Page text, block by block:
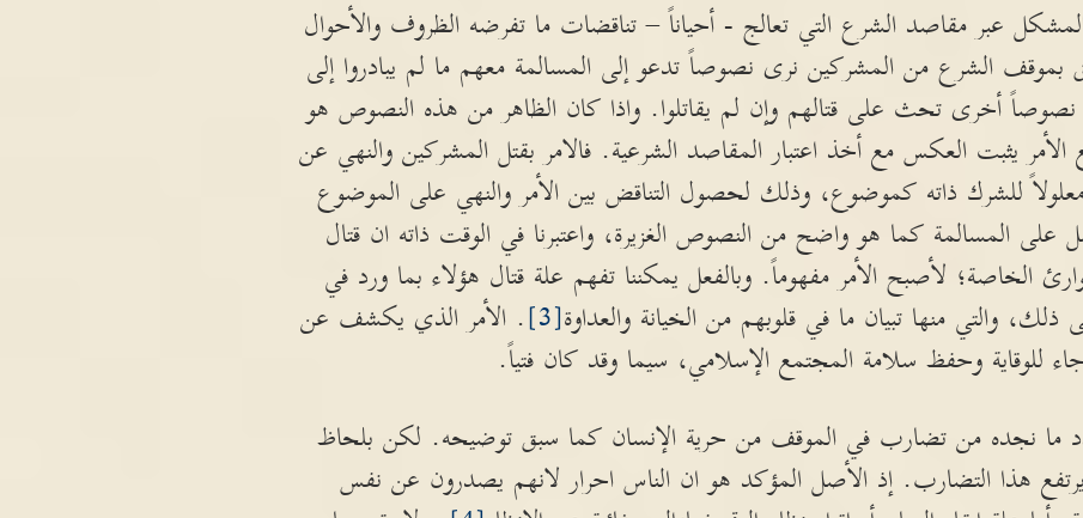
عبر مقاصد الشرع التي تعالج - أحياناً – تناقضات ما تفرضه الظروف والأحوال
بموقف الشرع من المشركين نرى نصوصاً تدعو إلى المسالمة معهم ما لم يبادروا إلى
نصوصاً أخرى تحث على قتالهم وإن لم يقاتلوا. واذا كان الظاهر من هذه النصوص هو
الأمر يثبت العكس مع أخذ اعتبار المقاصد الشرعية. فالامر بقتل المشركين والنهي عن
للشرك ذاته كموضوع، وذلك لحصول التناقض بين الأمر والنهي على الموضوع
على المسالمة كما هو واضح من النصوص الغزيرة، واعتبرنا في الوقت ذاته ان قتال
الخاصة؛ لأصبح الأمر مفهوماً. وبالفعل يمكننا تفهم علة قتال هؤلاء بما ورد في
والتي منها تبيان ما في قلوبهم من الخيانة والعداوة[3]
. الأمر الذي يكشف عن
للوقاية وحفظ سلامة المجتمع الإسلامي، سيما وقد كان فتياً.
ما نجده من تضارب في الموقف من حرية الإنسان كما سبق توضيحه. لكن بلحاظ
هذا التضارب. إذ الأصل المؤكد هو ان الناس احرار لانهم يصدرون عن نفس